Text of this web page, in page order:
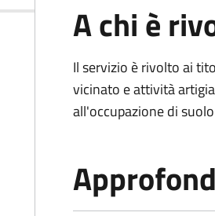
A chi è
Il servizio è rivolto ai
vicinato e attività
all'occupazione di